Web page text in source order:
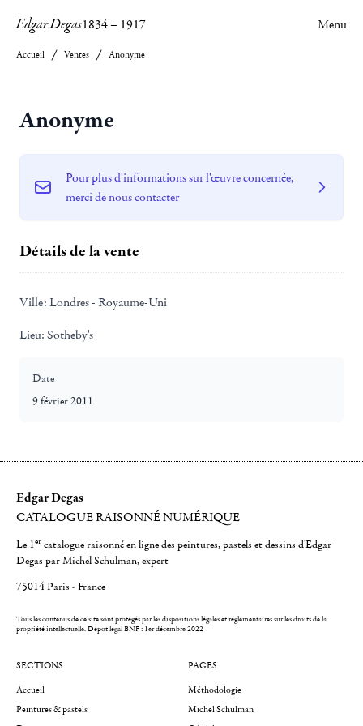
Edgar Degas1834– 1917 Menu
Accueil Ventes Anonyme
Anonyme
Pour plus d'informations sur l'œuvre concernée,
merci de nous contacter
Détails de la vente
Ville: Londres - Royaume-Uni
Lieu: Sotheby's
Date
9 février 2011
Edgar Degas
CATALOGUE RAISONNÉ NUMÉRIQUE
Le 1er catalogue raisonné en ligne des peintures, pastels et dessins d'Edgar
Degas par Michel Schulman, expert
75014 Paris - France
Tous les contenus de ce site sont protégés par les dispositions légales et réglementaires sur les droits de la
propriété intellectuelle.Dépot légal BNF : 1er décembre 2022
SECTIONS
Accueil
Peintures & pastels
PAGES
Méthodologie
Michel Schulman